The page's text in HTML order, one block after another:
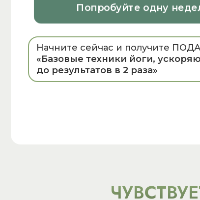
Попробуйте одну
Начните сейчас и получите
«Базовые техники йоги,
до результатов в 2 раза»